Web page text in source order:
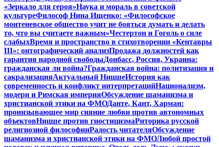
«Зеркало для героя»Наука и мораль в советской
культуреФилософ Нина Ищенко: «Философское
монтеневское общество учит не бояться думать и делать
то, что вы считаете важным»Честертон и Гоголь о силе
слабыхВремя и пространство в стихотворении «Кентавры
III»: онтографический анализПродажа должностей как
гарантия народной свободыДонбасс, Россия, Украина:
гражданская ли война?Гражданская война: политизация и
сакрализацияАктуальный НицшеИстория как
современность и конфликт интерпретацийНационализм,
модерн и Римская империяОбсуждение шаманизма и
христианской этики на ФМОДанте, Кант, Харман:
пронизывающее мир сияние любви против автономных
объектовНицше против гностицизмаРиторика русской
религиозной философииРадость читателяОбсуждение
шаманизма и христианской этики на ФМОЛюбой простой